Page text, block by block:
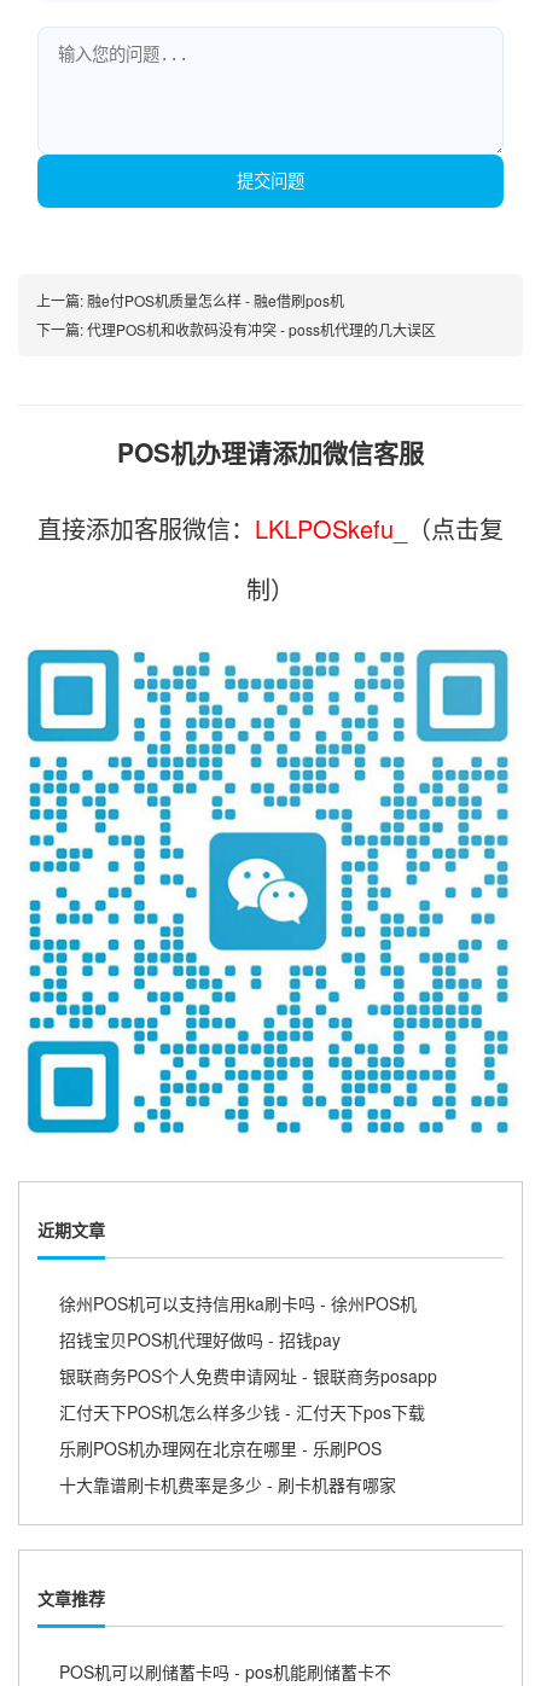
提交问题
上一篇:融e付POS机质量怎么样 - 融e借刷pos机
下一篇:代理POS机和收款码没有冲突 - poss机代理的几大误区
POS机办理请添加微信客服
直接添加客服微信： LKLPOSkefu_
（点击复
制）
近期文章
徐州POS机可以支持信用ka刷卡吗 - 徐州POS机
招钱宝贝POS机代理好做吗 - 招钱pay
银联商务POS个人免费申请网址 - 银联商务posapp
汇付天下POS机怎么样多少钱 - 汇付天下pos下载
乐刷POS机办理网在北京在哪里 - 乐刷POS
十大靠谱刷卡机费率是多少 - 刷卡机器有哪家
文章推荐
POS机可以刷储蓄卡吗 - pos机能刷储蓄卡不